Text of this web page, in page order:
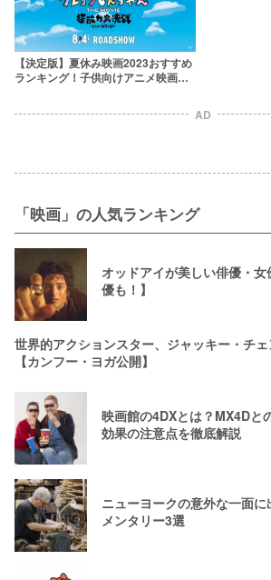
【決定版】夏休み映画2023おすすめ
ランキング！子供向けアニメ映画か
AD
「映画」の人気ランキング
オッドアイが美しい俳優・
優も！】
世界的アクションスター、ジャッキー・チ
【カンフー・ヨガ公開】
映画館の4DXとは？MX4Dと
効果の注意点を徹底解説
ニューヨークの意外な一面
メンタリー3選